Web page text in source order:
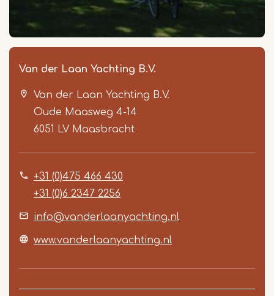
Van der Laan Yachting B.V.
Van der Laan Yachting B.V.
Oude Maasweg 4-14
6051 LV Maasbracht
+31 (0)475 466 430
+31 (0)6 2347 2256
info@vanderlaanyachting.nl
www.vanderlaanyachting.nl